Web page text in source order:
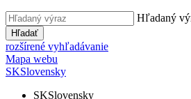
Hľadaný
Hľadať
rozšírené vyhľadávanie
Mapa webu
SKSlovensky
SKSlovensky